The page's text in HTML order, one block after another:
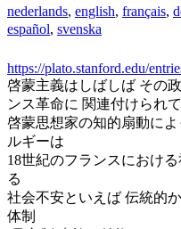
nederlands, english, français,
español, svenska
https://plato.stanford.edu/
啓蒙主義はしばしば その
ンス革命に 関連付けられ
啓蒙思想家の知的扇動に
ルギーは
18世紀のフランスにおけ
る
社会不安といえば 伝統的
体制